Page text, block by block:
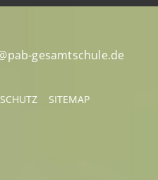
gesamtschule.de
SITEMAP